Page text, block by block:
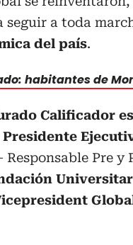
a toda
del país.
habitantes de
Calificador
Pre y